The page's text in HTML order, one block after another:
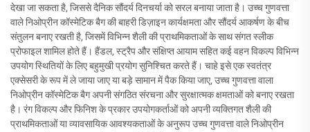
देखा जा सकता है, जिससे दैनिक सौंदर्य दिनचर्या को सरल बनाया जाता है। उच्च गुणवत्ता
वाले निओप्रीन कॉस्मेटिक बैग की बाहरी डिज़ाइन कार्यक्षमता और सौंदर्य आकर्षण के बीच
संतुलन बनाए रखती है, जिसमें विभिन्न शैली की प्राथमिकताओं के साथ संगत स्लीक
प्रोफाइल शामिल होते हैं। हैंडल, स्ट्रैप और संक्षिप्त आयाम सहित कई वहन विकल्प विभिन्न
उपयोग स्थितियों के लिए बहुमुखी प्रयोग सुनिश्चित करते हैं। चाहे इसे एक स्वतंत्र
एक्सेसरी के रूप में ले जाया जाए या बड़े सामान में पैक किया जाए, उच्च गुणवत्ता वाला
निओप्रीन कॉस्मेटिक बैग अपनी संगठित संरचना और सुरक्षात्मक क्षमताओं को बनाए रखता
है। रंग विकल्प और फिनिश के प्रकार उपयोगकर्ताओं को अपनी व्यक्तिगत शैली की
प्राथमिकताओं या व्यावसायिक आवश्यकताओं के अनुरूप उच्च गुणवत्ता वाले निओप्रीन